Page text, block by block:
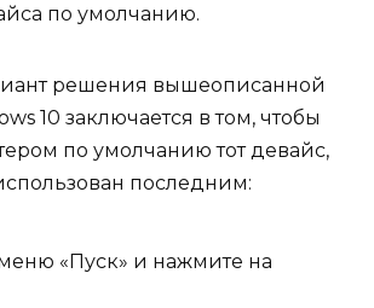
по умолчанию.
решения вышеописанной
10 заключается в том, чтобы
по умолчанию тот девайс,
последним:
«Пуск» и нажмите на